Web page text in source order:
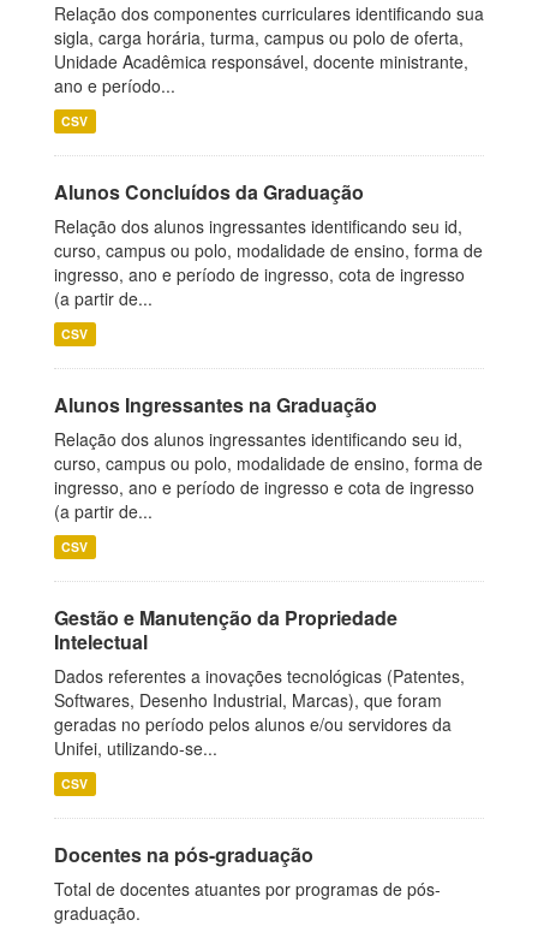
Relação dos componentes curriculares identificando sua
sigla, carga horária, turma, campus ou polo de oferta,
Unidade Acadêmica responsável, docente ministrante,
ano e período...
CSV
Alunos Concluídos da Graduação
Relação dos alunos ingressantes identificando seu id,
curso, campus ou polo, modalidade de ensino, forma de
ingresso, ano e período de ingresso, cota de ingresso
(a partir de...
CSV
Alunos Ingressantes na Graduação
Relação dos alunos ingressantes identificando seu id,
curso, campus ou polo, modalidade de ensino, forma de
ingresso, ano e período de ingresso e cota de ingresso
(a partir de...
CSV
Gestão e Manutenção da Propriedade
Intelectual
Dados referentes a inovações tecnológicas (Patentes,
Softwares, Desenho Industrial, Marcas), que foram
geradas no período pelos alunos e/ou servidores da
Unifei, utilizando-se...
CSV
Docentes na pós-graduação
Total de docentes atuantes por programas de pós-
graduação.